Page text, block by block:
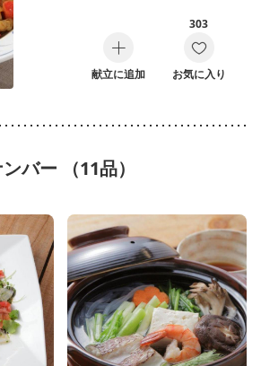
献立に追加
303
お気に入り
バー （11品）